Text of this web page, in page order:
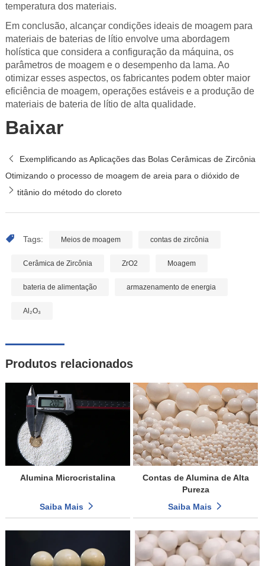
temperatura dos materiais.
Em conclusão, alcançar condições ideais de moagem para
materiais de baterias de lítio envolve uma abordagem
holística que considera a configuração da máquina, os
parâmetros de moagem e o desempenho da lama. Ao
otimizar esses aspectos, os fabricantes podem obter maior
eficiência de moagem, operações estáveis e a produção de
materiais de bateria de lítio de alta qualidade.
Baixar
Exemplificando as Aplicações das Bolas Cerâmicas de Zircônia
Otimizando o processo de moagem de areia para o dióxido de
titânio do método do cloreto
Tags: Meios de moagem contas de zircônia
Cerâmica de Zircônia ZrO2 Moagem
bateria de alimentação armazenamento de energia
Al₂O₃
Produtos relacionados
Alumina Microcristalina
Saiba Mais
Contas de Alumina de Alta
Pureza
Saiba Mais